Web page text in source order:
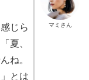
マミさん
じら
夏、
ね。
とは